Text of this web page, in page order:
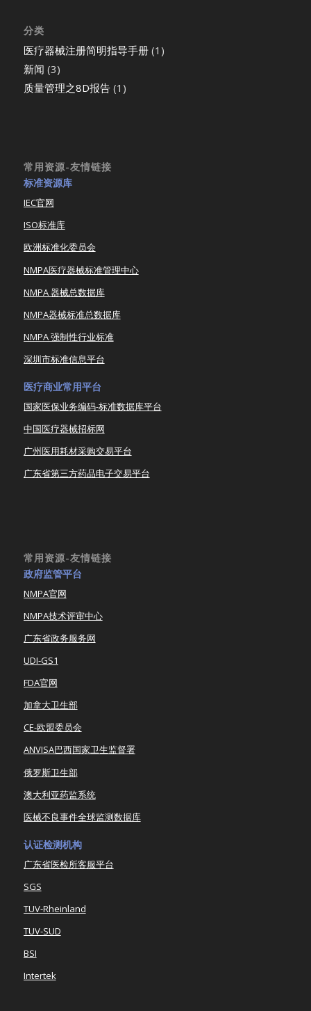
分类
医疗器械注册简明指导手册(1)
新闻 (3)
质量管理之8D报告(1)
常用资源-友情链接
标准资源库
IEC官网
ISO标准库
欧洲标准化委员会
NMPA医疗器械标准管理中心
NMPA 器械总数据库
NMPA器械标准总数据库
NMPA 强制性行业标准
深圳市标准信息平台
医疗商业常用平台
国家医保业务编码-标准数据库平台
中国医疗器械招标网
广州医用耗材采购交易平台
广东省第三方药品电子交易平台
常用资源-友情链接
政府监管平台
NMPA官网
NMPA技术评审中心
广东省政务服务网
UDI-GS1
FDA官网
加拿大卫生部
CE-欧盟委员会
ANVISA巴西国家卫生监督署
俄罗斯卫生部
澳大利亚药监系统
医械不良事件全球监测数据库
认证检测机构
广东省医检所客服平台
SGS
TUV-Rheinland
TUV-SUD
BSI
Intertek